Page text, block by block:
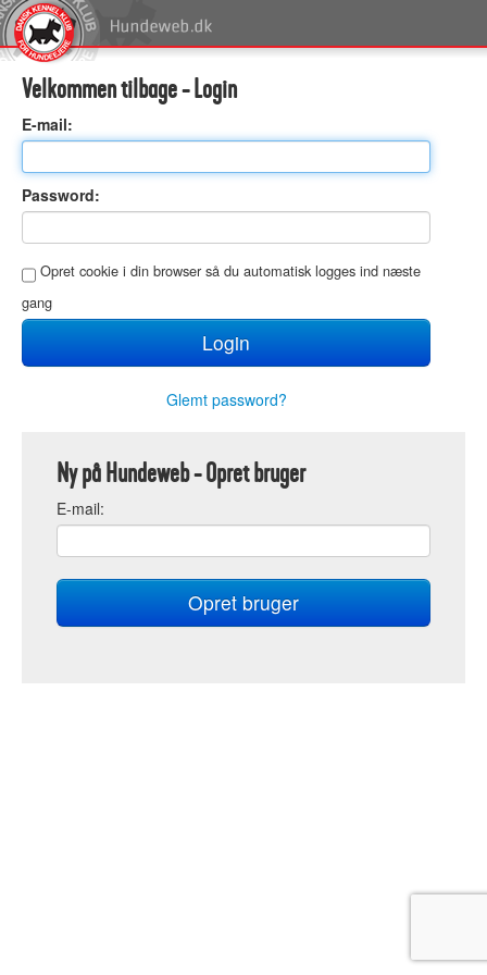
Velkommen tilbage - Login
E-mail:
Password:
Opret cookie i din browser så du automatisk logges ind næste
gang
Glemt password?
Ny på Hundeweb - Opret bruger
E-mail: